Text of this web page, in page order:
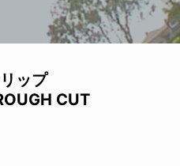
ップ
CUT